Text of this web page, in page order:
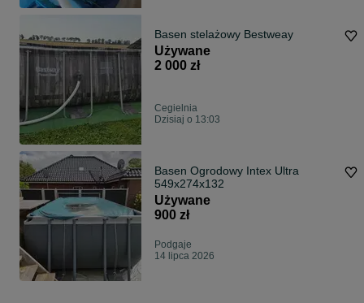
Basen stelażowy Bestweay
Używane
2 000 zł
Cegielnia
Dzisiaj o 13:03
Basen Ogrodowy Intex Ultra
549x274x132
Używane
900 zł
Podgaje
14 lipca 2026